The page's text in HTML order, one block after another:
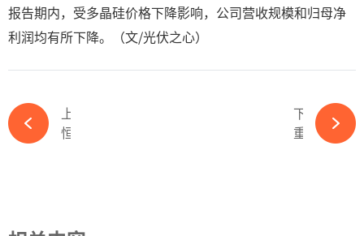
报告期内，受多晶硅价格下降影响，公司营收规模和归母净
利润均有所下降。（文/光伏之心）
下一篇
重磅！又一欧洲知名光伏公司宣布破产！想让中国“背黑锅”？-ky体育APP官网下载